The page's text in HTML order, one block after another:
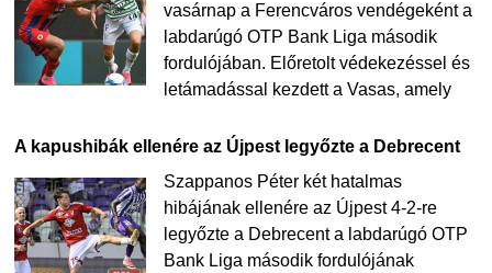
vasárnap a Ferencváros vendégeként a
labdarúgó OTP Bank Liga második
fordulójában. Előretolt védekezéssel és
letámadással kezdett a Vasas, amely
A kapushibák ellenére az Újpest legyőzte a Debrecent
Szappanos Péter két hatalmas
hibájának ellenére az Újpest 4-2-re
legyőzte a Debrecent a labdarúgó OTP
Bank Liga második fordulójának